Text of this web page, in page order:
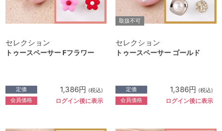
セレクション
トゥースペーサー Fフラワー
定価 1,386円 (税込)
会員価格 ログイン後に表示
取扱不可
セレクション
トゥースペーサー ゴールド
定価 1,386円 (税込)
会員価格 ログイン後に表示